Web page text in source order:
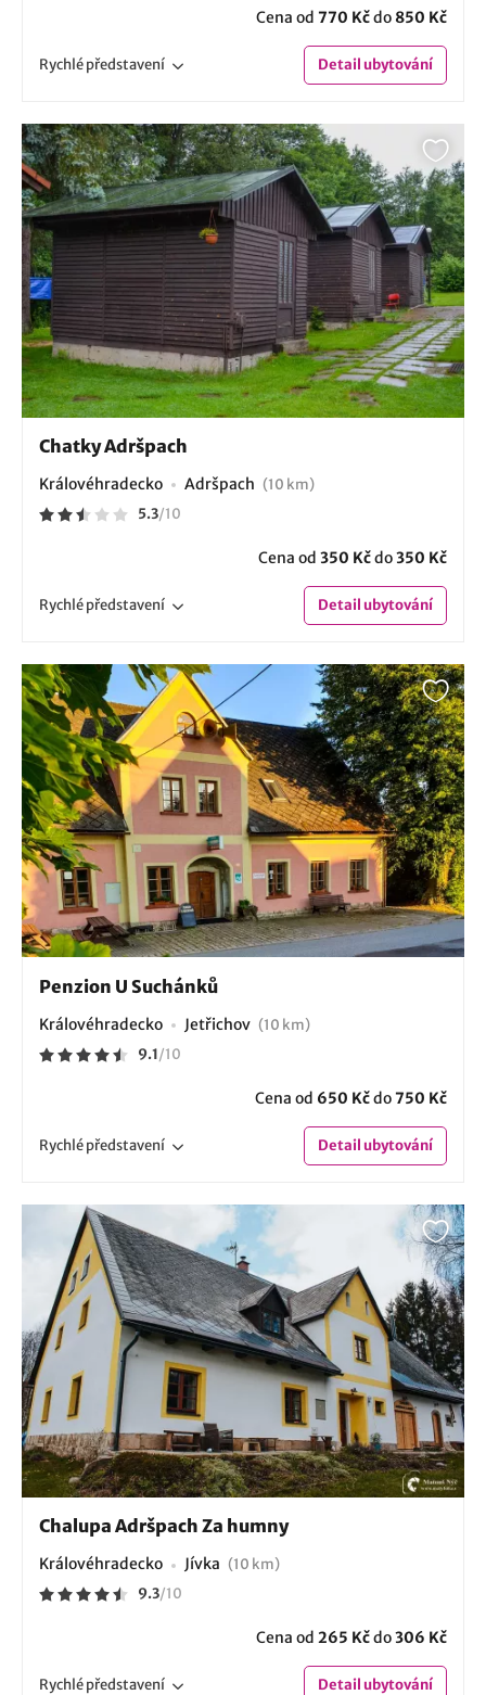
Cena od 770 Kčdo 850 Kč
Rychlépředstavení Detailubytování
Chatky Adršpach
Královéhradecko Adršpach (10 km)
5.3/10
Cena od 350 Kčdo350 Kč
Rychlépředstavení Detailubytování
Penzion U Suchánků
Královéhradecko Jetřichov (10 km)
9.1/10
Cena od 650 Kčdo750 Kč
Rychlépředstavení Detailubytování
Chalupa Adršpach Za humny
Královéhradecko Jívka (10 km)
9.3/10
Cena od 265 Kčdo306 Kč
Rychlépředstavení Detailubytování